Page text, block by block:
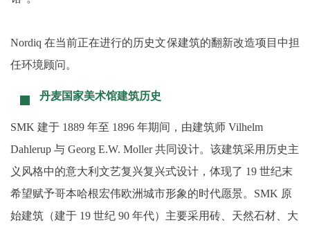
Nordiq 在当前正在进行的历史文保建筑的翻新改造项目中担
任环境顾问。
丹麦国家美术馆建筑历史
SMK 建于 1889 年至 1896 年期间， 由建筑师 Vilhelm
Dahlerup 与 Georg E.W. Moller 共同设计。 该建筑采用历史主
义风格中的意大利文艺复兴复兴式设计，体现了 19 世纪末
希望赋予哥本哈根宏伟欧洲城市形象的时代愿景。 SMK 原
始建筑（建于 19 世纪 90 年代）主要采用砖、天然石材、大